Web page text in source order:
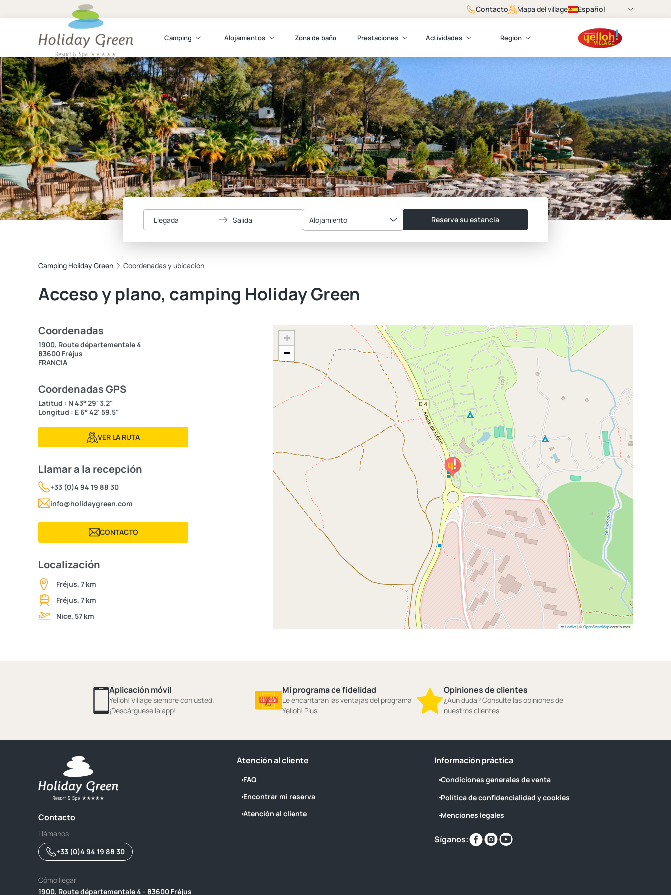
Contacto Mapa del village Español
Camping Alojamientos Zona de baño Prestaciones Actividades Región
Llegada Salida Alojamiento Reserve su estancia
Camping Holiday Green Coordenadas y ubicacion
Acceso y plano, camping Holiday Green
Coordenadas
1900, Route départementale 4
83600 Fréjus
FRANCIA
Coordenadas GPS
Latitud : N 43° 29' 3.2"
Longitud : E 6° 42' 59.5"
VER LA RUTA
Llamar a la recepción
+33 (0)4 94 19 88 30
info@holidaygreen.com
CONTACTO
Localización
Fréjus, 7 km
Fréjus, 7 km
Nice, 57 km
+
−
Leaflet|©OpenStreetMapcontributors
Aplicación móvil
Yelloh! Village siempre con usted.
¡Descárguese la app!
Mi programa de fidelidad
Le encantarán las ventajas del programa
Yelloh! Plus
Opiniones de clientes
¿Aún duda? Consulte las opiniones de
nuestros clientes
Contacto
Llámanos
+33 (0)4 94 19 88 30
Cómo llegar
1900, Route départementale 4 - 83600 Fréjus
Atención al cliente
FAQ
Encontrar mi reserva
Atención al cliente
Información práctica
Condiciones generales de venta
Política de confidencialidad y cookies
Menciones legales
Síganos:
Encuéntranos
en
Encuéntranos
en